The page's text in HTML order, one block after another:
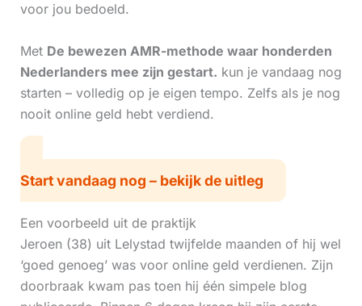
voor jou bedoeld.
Met De bewezen AMR-methode waar honderden
Nederlanders mee zijn gestart. kun je vandaag nog
starten – volledig op je eigen tempo. Zelfs als je nog
nooit online geld hebt verdiend.
Start vandaag nog – bekijk de uitleg
Een voorbeeld uit de praktijk
Jeroen (38) uit Lelystad twijfelde maanden of hij wel
‘goed genoeg’ was voor online geld verdienen. Zijn
doorbraak kwam pas toen hij één simpele blog